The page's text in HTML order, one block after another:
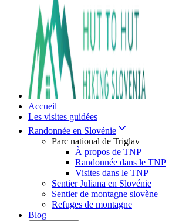
Accueil
Les visites guidées
Randonnée en Slovénie
Parc national de Triglav
À propos de TNP
Randonnée dans le TNP
Visites dans le TNP
Sentier Juliana en Slovénie
Sentier de montagne slovène
Refuges de montagne
Blog